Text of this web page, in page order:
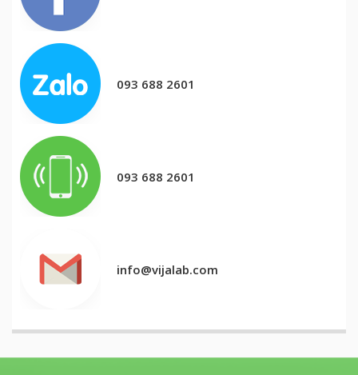
093 688 2601
093 688 2601
info@vijalab.com